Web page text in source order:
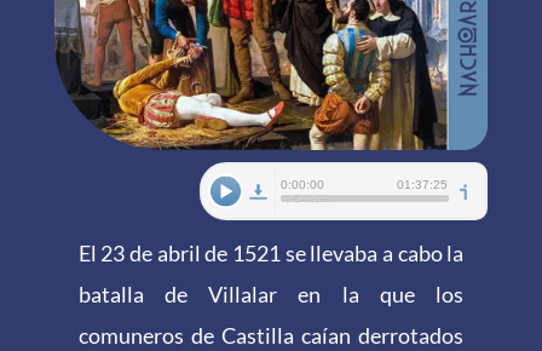
El 23 de abril de 1521 se llevaba a cabo la
batalla de Villalar en la que los
comuneros de Castilla caían derrotados